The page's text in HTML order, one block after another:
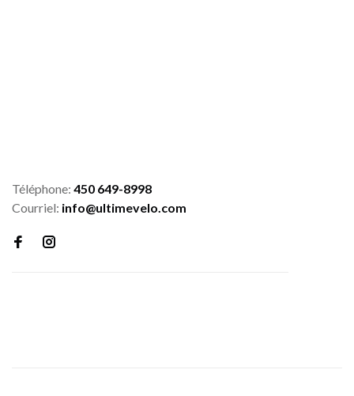
Téléphone: 450 649-8998
Courriel: info@ultimevelo.com